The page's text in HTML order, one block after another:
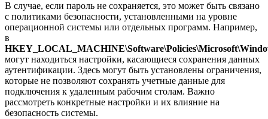
В случае, если пароль не сохраняется, это может быть связано
с политиками безопасности, установленными на уровне
операционной системы или отдельных программ. Например,
в
могут находиться настройки, касающиеся сохранения данных
аутентификации. Здесь могут быть установлены ограничения,
которые не позволяют сохранять учетные данные для
подключения к удаленным рабочим столам. Важно
рассмотреть конкретные настройки и их влияние на
безопасность системы.